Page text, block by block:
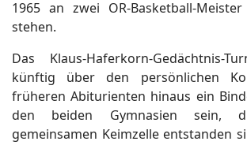
1965 an zwei OR-Basketball-
stehen.
Das Klaus-Haferkorn-Gedächtnis-
künftig über den persönlichen
früheren Abiturienten hinaus ein
den beiden Gymnasien sein,
gemeinsamen Keimzelle entstanden